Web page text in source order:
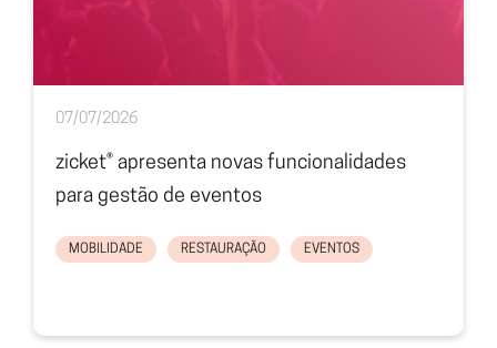
07/07/2026
zicket® apresenta novas funcionalidades
para gestão de eventos
MOBILIDADE RESTAURAÇÃO EVENTOS